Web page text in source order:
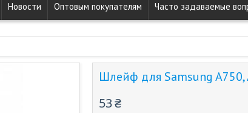
Новости Оптовым покупателям Часто задаваемые
Шлейф для Samsung
53 ₴